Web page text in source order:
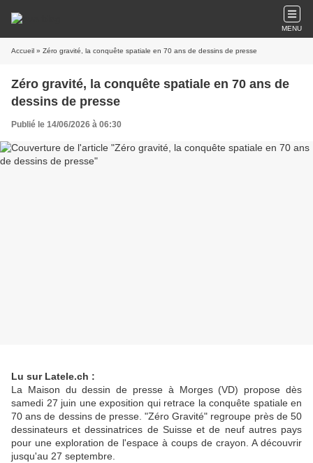
MENU
Accueil » Zéro gravité, la conquête spatiale en 70 ans de dessins de presse
Zéro gravité, la conquête spatiale en 70 ans de
dessins de presse
Publié le 14/06/2026 à 06:30
Lu sur Latele.ch :
La Maison du dessin de presse à Morges (VD) propose dès
samedi 27 juin une exposition qui retrace la conquête spatiale en
70 ans de dessins de presse. "Zéro Gravité" regroupe près de 50
dessinateurs et dessinatrices de Suisse et de neuf autres pays
pour une exploration de l'espace à coups de crayon. A découvrir
jusqu'au 27 septembre.